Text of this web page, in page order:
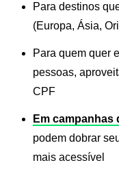
Para destinos
(Europa, Ásia,
Para quem quer
pessoas,
CPF
Em campanhas
podem dobrar
mais acessível